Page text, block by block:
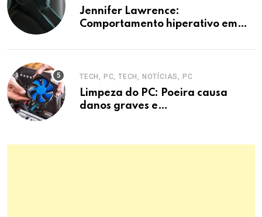
Jennifer Lawrence:
Comportamento hiperativo em
defesa.
TECH, PC, TECH, NOTÍCIAS, PC
Limpeza do PC: Poeira causa
danos graves e